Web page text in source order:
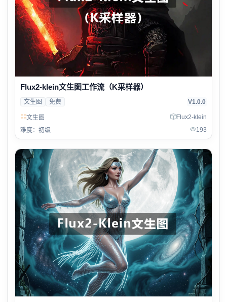
Flux2-klein文生图工作流（K采样器）
文生图 免费 V1.0.0
文生图
Flux2-klein
难度：初级
193